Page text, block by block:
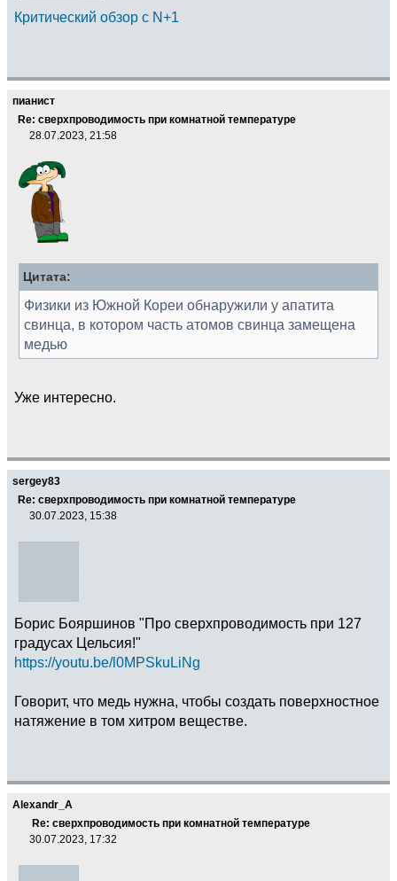
Критический обзор с N+1
пианист
Re: сверхпроводимость при комнатной температуре
28.07.2023, 21:58
Цитата:
Физики из Южной Кореи обнаружили у апатита
свинца, в котором часть атомов свинца замещена
медью
Уже интересно.
sergey83
Re: сверхпроводимость при комнатной температуре
30.07.2023, 15:38
Борис Бояршинов "Про сверхпроводимость при 127
градусах Цельсия!"
https://youtu.be/l0MPSkuLiNg
Говорит, что медь нужна, чтобы создать поверхностное
натяжение в том хитром веществе.
Alexandr_A
Re: сверхпроводимость при комнатной температуре
30.07.2023, 17:32